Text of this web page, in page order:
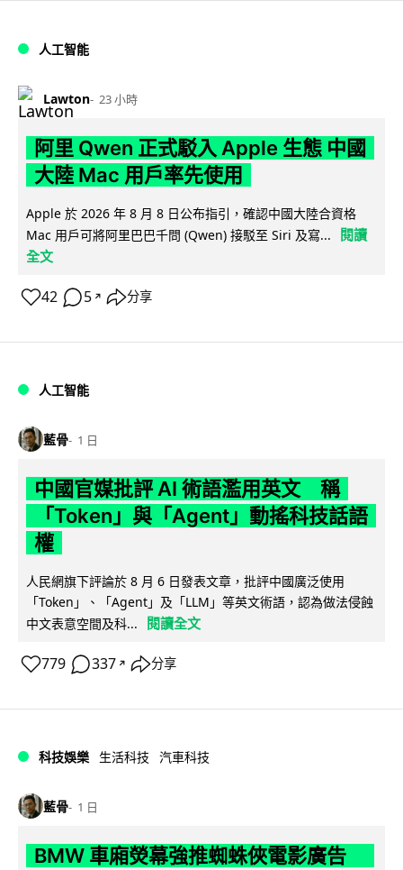
人工智能
Lawton 23 小時
阿里 Qwen 正式駁入 Apple 生態 中國
大陸 Mac 用戶率先使用
Apple 於 2026 年 8 月 8 日公布指引，確認中國大陸合資格
Mac 用戶可將阿里巴巴千問 (Qwen) 接駁至 Siri 及寫...
閱讀
全文
42 5 ↗ 分享
人工智能
藍骨 1 日
中國官媒批評 AI 術語濫用英文 稱
「Token」與「Agent」動搖科技話語
權
人民網旗下評論於 8 月 6 日發表文章，批評中國廣泛使用
「Token」、「Agent」及「LLM」等英文術語，認為做法侵蝕
中文表意空間及科...
閱讀全文
779 337 ↗ 分享
科技娛樂 生活科技 汽車科技
藍骨 1 日
BMW 車廂熒幕強推蜘蛛俠電影廣告